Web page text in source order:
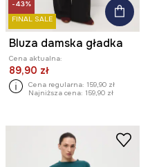
-43%
FINAL SALE
Bluza damska gładka
Cena aktualna:
89,90 zł
Cena regularna: 159,90 zł
Najniższa cena: 159,90 zł